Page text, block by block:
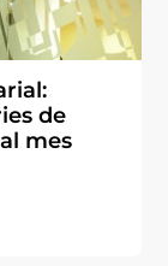
de
mes